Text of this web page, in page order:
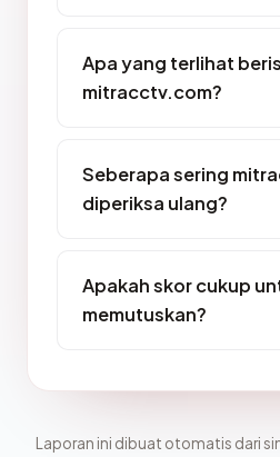
Apa yang terlihat
mitracctv.com?
Seberapa sering
diperiksa ulang?
Apakah skor cukup
memutuskan?
Laporan ini dibuat otomatis dari